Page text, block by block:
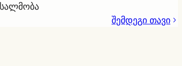
სალმობა
შემდეგი თავი